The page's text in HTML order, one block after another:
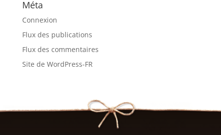
Méta
Connexion
Flux des publications
Flux des commentaires
Site de WordPress-FR